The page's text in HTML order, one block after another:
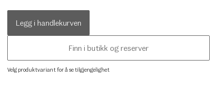
Legg i handlekurven
Finn i butikk og reserver
Velg produktvariant for å se tilgjengelighet